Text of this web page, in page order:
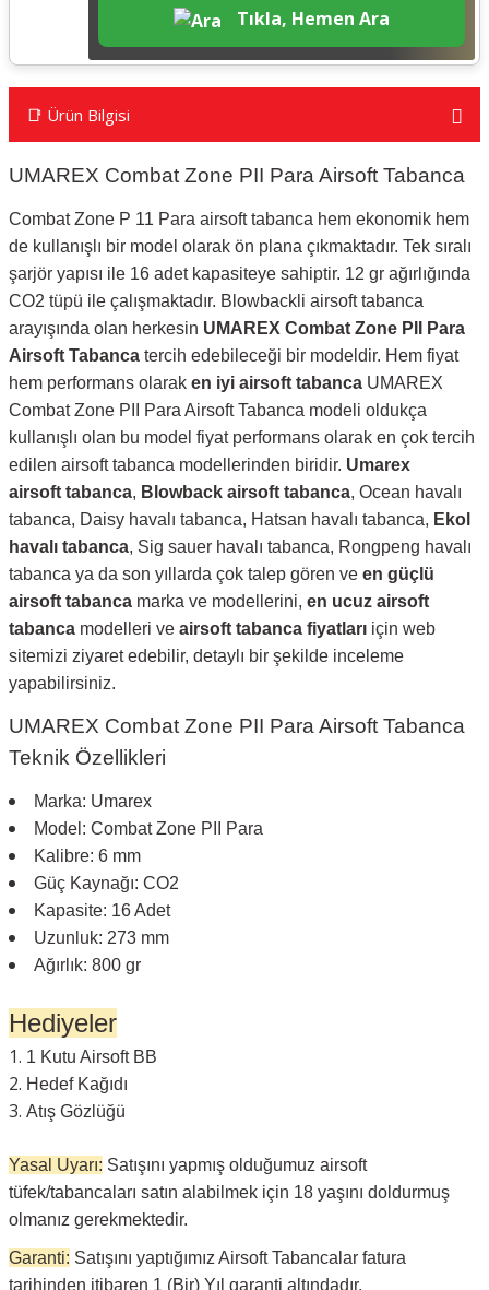
Tıkla, Hemen Ara
📑 Ürün Bilgisi
UMAREX Combat Zone PII Para Airsoft Tabanca
Combat Zone P 11 Para airsoft tabanca hem ekonomik hem
de kullanışlı bir model olarak ön plana çıkmaktadır. Tek sıralı
şarjör yapısı ile 16 adet kapasiteye sahiptir. 12 gr ağırlığında
CO2 tüpü ile çalışmaktadır. Blowbackli airsoft tabanca
arayışında olan herkesin UMAREX Combat Zone PII Para
Airsoft Tabanca tercih edebileceği bir modeldir. Hem fiyat
hem performans olarak en iyi airsoft tabanca UMAREX
Combat Zone PII Para Airsoft Tabanca modeli oldukça
kullanışlı olan bu model fiyat performans olarak en çok tercih
edilen airsoft tabanca modellerinden biridir. Umarex
airsoft tabanca, Blowback airsoft tabanca, Ocean havalı
tabanca, Daisy havalı tabanca, Hatsan havalı tabanca, Ekol
havalı tabanca, Sig sauer havalı tabanca, Rongpeng havalı
tabanca ya da son yıllarda çok talep gören ve en güçlü
airsoft tabanca marka ve modellerini, en ucuz airsoft
tabanca modelleri ve airsoft tabanca fiyatları için web
sitemizi ziyaret edebilir, detaylı bir şekilde inceleme
yapabilirsiniz.
UMAREX Combat Zone PII Para Airsoft Tabanca
Teknik Özellikleri
Marka: Umarex
Model: Combat Zone PII Para
Kalibre: 6 mm
Güç Kaynağı: CO2
Kapasite: 16 Adet
Uzunluk: 273 mm
Ağırlık: 800 gr
Hediyeler
1 Kutu Airsoft BB
Hedef Kağıdı
Atış Gözlüğü
Yasal Uyarı: Satışını yapmış olduğumuz airsoft
tüfek/tabancaları satın alabilmek için 18 yaşını doldurmuş
olmanız gerekmektedir.
Garanti: Satışını yaptığımız Airsoft Tabancalar fatura
tarihinden itibaren 1 (Bir) Yıl garanti altındadır.